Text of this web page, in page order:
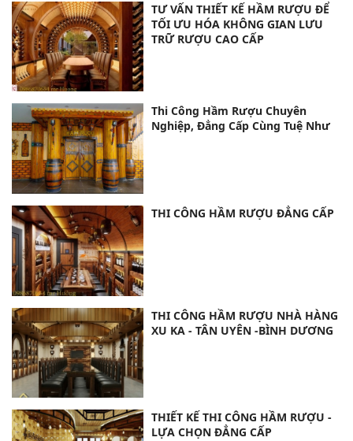
TƯ VẤN THIẾT KẾ HẦM RƯỢU ĐỂ
TỐI ƯU HÓA KHÔNG GIAN LƯU
TRỮ RƯỢU CAO CẤP
Thi Công Hầm Rượu Chuyên
Nghiệp, Đẳng Cấp Cùng Tuệ Như
THI CÔNG HẦM RƯỢU ĐẲNG CẤP
THI CÔNG HẦM RƯỢU NHÀ HÀNG
XU KA - TÂN UYÊN -BÌNH DƯƠNG
THIẾT KẾ THI CÔNG HẦM RƯỢU -
LỰA CHỌN ĐẲNG CẤP